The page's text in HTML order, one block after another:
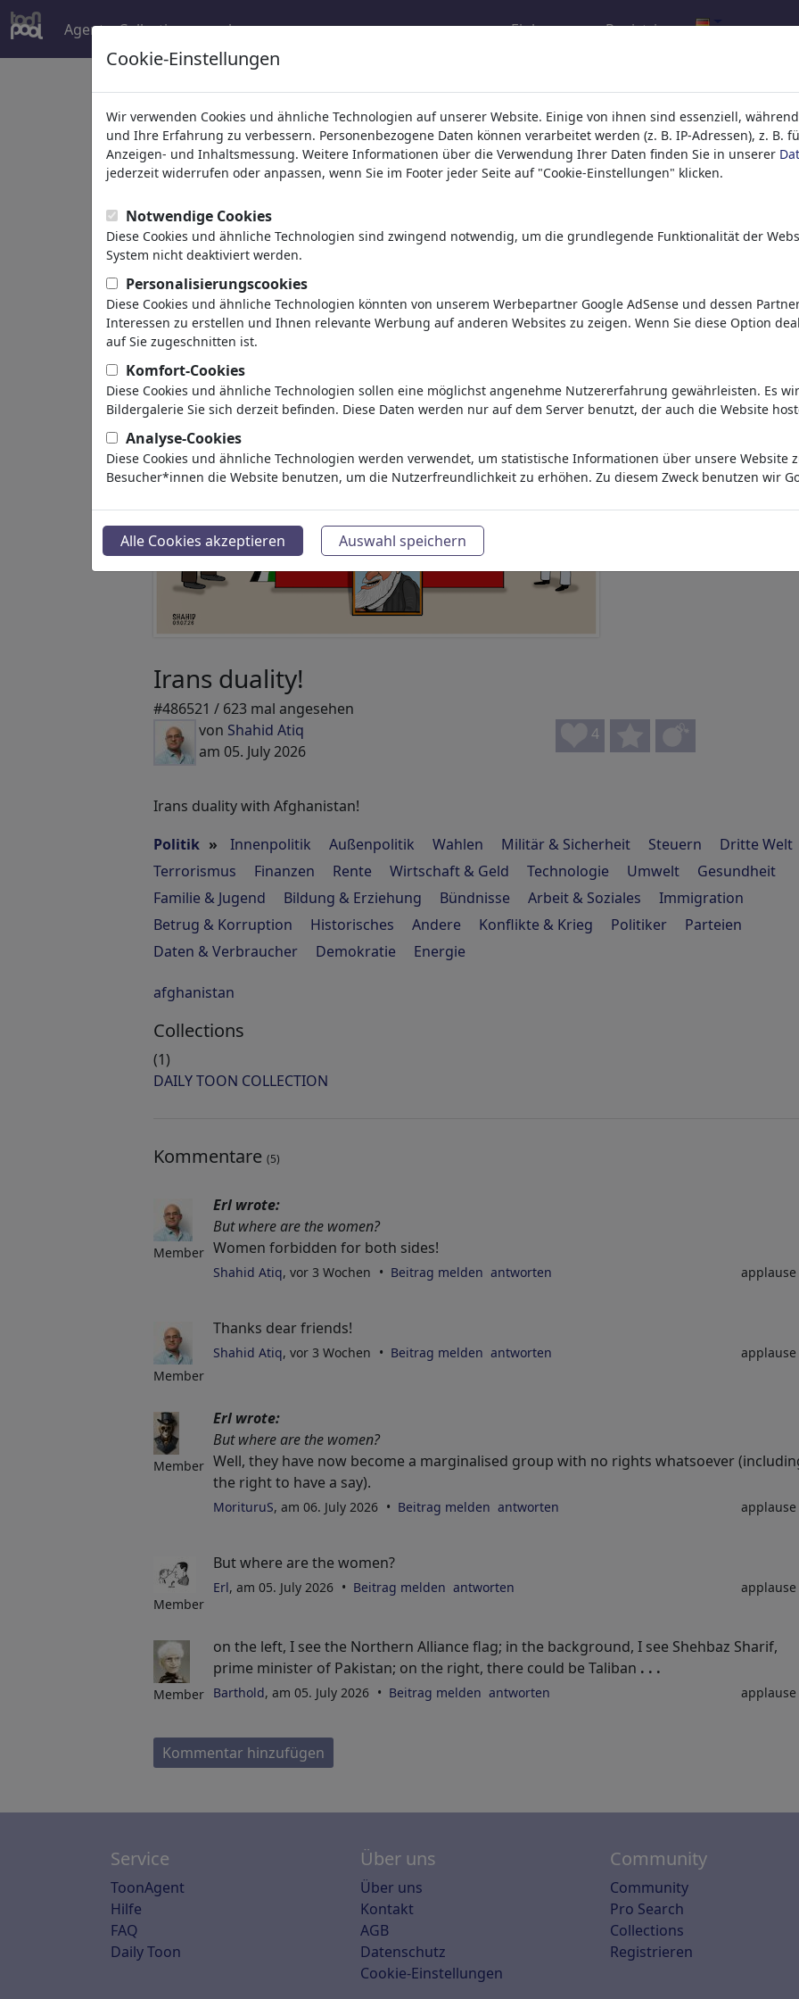
Agent Collections mehr Einloggen Registrieren
Welcome totoonpool.com,
world's largest community for cartoons, caricatures and fun drawings.
Browse413839 artworks,
Cartoons»Neue Cartoons
Irans duality!
#486521 / 623 mal angesehen
von Shahid Atiq
am 05. July 2026
4
Irans duality with Afghanistan!
Politik » Innenpolitik Außenpolitik Wahlen Militär & Sicherheit Steuern
Dritte Welt
Terrorismus
Finanzen Rente Wirtschaft & Geld Technologie Umwelt
Gesundheit
Familie & Jugend
Bildung & Erziehung Bündnisse Arbeit & Soziales
Immigration
Betrug & Korruption
Historisches Andere Konflikte & Krieg Politiker
Parteien
Daten & Verbraucher
Demokratie Energie
afghanistan
Collections
(1)
DAILY TOON COLLECTION
Kommentare (5)
Member
Erl wrote:
But where are the women?
Women forbidden for both sides!
Shahid Atiq, vor 3 Wochen Beitrag melden antworten applause
Member
Thanks dear friends!
Shahid Atiq, vor 3 Wochen Beitrag melden antworten applause
Member
Erl wrote:
But where are the women?
Well, they have now become a marginalised group with no rights whatsoever
the right to have a say).
MorituruS, am 06. July 2026 Beitrag melden antworten applause
Member
But where are the women?
Erl, am 05. July 2026 Beitrag melden antworten applause
Member
on the left, I see the Northern Alliance flag; in the background, I see Shehbaz Sharif,
prime minister of Pakistan; on the right, there could be Taliban . . .
Barthold, am 05. July 2026 Beitrag melden antworten applause
Kommentar hinzufügen
Service
ToonAgent
Hilfe
FAQ
Daily Toon
Über uns
Über uns
Kontakt
AGB
Datenschutz
Cookie-Einstellungen
Community
Community
Pro Search
Collections
Registrieren
Cookie-Einstellungen
Wir verwenden Cookies und ähnliche Technologien auf unserer Website. Einige von ihnen sind essenziell,
und Ihre Erfahrung zu verbessern. Personenbezogene Daten können verarbeitet werden (z. B. IP-Adressen), z. B.
Anzeigen- und Inhaltsmessung. Weitere Informationen über die Verwendung Ihrer Daten finden Sie in unserer
jederzeit widerrufen oder anpassen, wenn Sie im Footer jeder Seite auf "Cookie-Einstellungen" klicken.
Notwendige Cookies
Diese Cookies und ähnliche Technologien sind zwingend notwendig, um die grundlegende Funktionalität der
System nicht deaktiviert werden.
Personalisierungscookies
Diese Cookies und ähnliche Technologien könnten von unserem Werbepartner Google AdSense und dessen
Interessen zu erstellen und Ihnen relevante Werbung auf anderen Websites zu zeigen. Wenn Sie diese Option
auf Sie zugeschnitten ist.
Komfort-Cookies
Diese Cookies und ähnliche Technologien sollen eine möglichst angenehme Nutzererfahrung gewährleisten. Es
Bildergalerie Sie sich derzeit befinden. Diese Daten werden nur auf dem Server benutzt, der auch die Website
Analyse-Cookies
Diese Cookies und ähnliche Technologien werden verwendet, um statistische Informationen über unsere Website
Besucher*innen die Website benutzen, um die Nutzerfreundlichkeit zu erhöhen. Zu diesem Zweck benutzen wir
Alle Cookies akzeptieren Auswahl speichern